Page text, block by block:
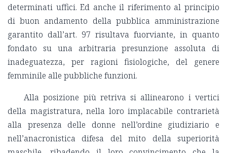
determinati uffici. Ed anche il riferimento al principio
di buon andamento della pubblica amministrazione
garantito dall’art. 97 risultava fuorviante, in quanto
fondato su una arbitraria presunzione assoluta di
inadeguatezza, per ragioni fisiologiche, del genere
femminile alle pubbliche funzioni.
Alla posizione più retriva si allinearono i vertici
della magistratura, nella loro implacabile contrarietà
alla presenza delle donne nell’ordine giudiziario e
nell’anacronistica difesa del mito della superiorità